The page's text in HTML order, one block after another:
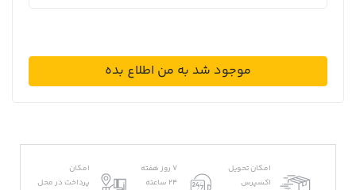
موجود شد به من اطلاع بده
امکان تحویل
اکسپرس
7 روز هفته
24 ساعته
امکان
پرداخت در محل